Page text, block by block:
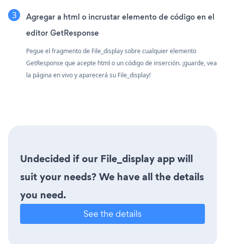
Agregar a html o incrustar elemento de código en el
editor GetResponse
Pegue el fragmento de File_display sobre cualquier elemento
GetResponse que acepte html o un código de inserción. ¡guarde, vea
la página en vivo y aparecerá su File_display!
Undecided if our File_display app will
suit your needs? We have all the details
you need.
See the details